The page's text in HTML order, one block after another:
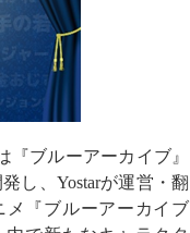
ブルーアーカイブ』
し、Yostarが運営・翻
メ『ブルーアーカイブ